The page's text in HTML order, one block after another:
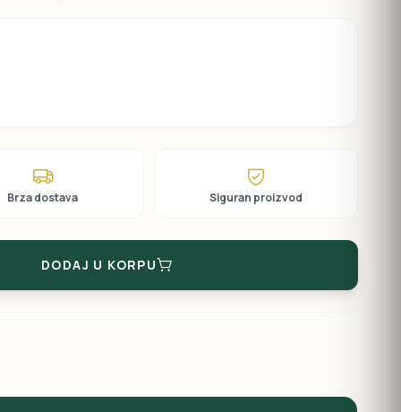
Brza dostava Siguran proizvod
DODAJ U KORPU